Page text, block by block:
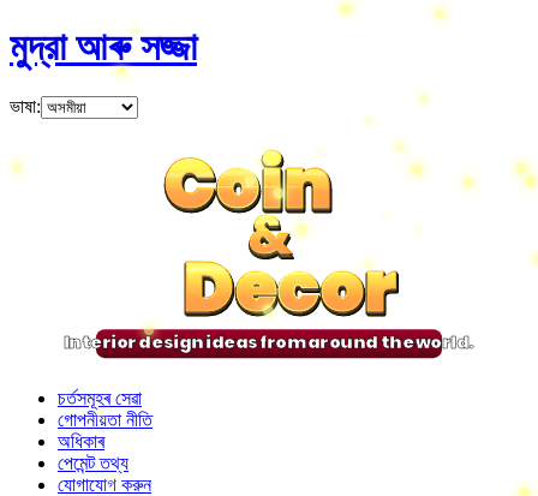
মুদ্রা আৰু সজ্জা
ভাষা:
Coin
&
Decor
Coin
&
Decor
Coin
&
Decor
Coin
&
Decor
Interior design ideas from around the world.
চৰ্তসমূহৰ সেৱা
গোপনীয়তা নীতি
অধিকাৰ
পেমেন্ট তথ্য
যোগাযোগ করুন